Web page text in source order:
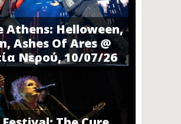
Athens: Helloween,
Ashes Of Ares @
Νερού, 10/07/26